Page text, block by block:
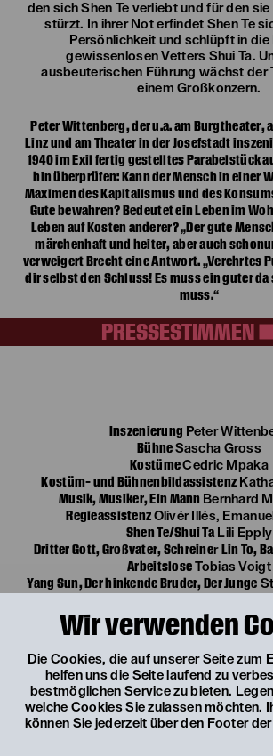
Wir verwenden
Die Cookies, die auf unserer Seite zum
helfen uns die Seite laufend zu
bestmöglichen Service zu bieten.
welche Cookies Sie zulassen möchten.
können Sie jederzeit über den Footer
den sich Shen Te verliebt und für den
stürzt. In ihrer Not erfindet Shen Te
Persönlichkeit und schlüpft in die
gewissenlosen Vetters Shui Ta.
ausbeuterischen Führung wächst der
einem Großkonzern.
Peter Wittenberg, der u.a. am Burgtheater,
Linz und am Theater in der Josefstadt
1940 im Exil fertig gestelltes Parabelstück
hin überprüfen: Kann der Mensch in einer
Maximen des Kapitalismus und des
Gute bewahren? Bedeutet ein Leben im
Leben auf Kosten anderer? „Der gute
märchenhaft und heiter, aber auch
verweigert Brecht eine Antwort. „Verehrtes
dir selbst den Schluss! Es muss ein guter
muss.“
PRESSESTIMMEN
Inszenierung Peter
Bühne Sascha Gross
KostümeCedric Mpaka
Kostüm- und Bühnenbildassistenz
Musik, Musiker, Ein Mann Bernhard
Regieassistenz Olivér Illés,
Shen Te/Shui Ta Lili Epply
Dritter Gott, Großvater, Schreiner Lin To,
Arbeitslose Tobias Voigt
Yang Sun, Der hinkende Bruder, Der Junge
Die Shin, Zweiter Gott, Die Schwägerin
Frau Yang, Frau, Tabakhändlerin
Erster Gott, Polizist, Der Neffe, Der